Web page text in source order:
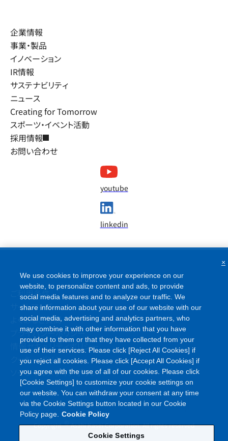
企業情報
事業・製品
イノベーション
IR情報
サステナビリティ
ニュース
Creating for Tomorrow
スポーツ・イベント活動
採用情報
お問い合わせ
youtube
linkedin
ご利用条件
サイトマップ
よくあるご質問
プライバシーポリシー
情報セキュリティポリシー
クッキーポリシー
ソーシャルメディアポリシー
Copyright Asahi Kasei Corporation. All rights reserved
We use cookies to improve your experience on our
website, to personalize content and ads, to provide
social media features and to analyze our traffic. We
share information about your use of our website with our
social media, advertising and analytics partners, who
may combine it with other information that you have
provided to them or that they have collected from your
use of their services. Please click [Reject All Cookies] if
you reject all cookies. Please click [Accept All Cookies] if
you agree with the use of all of our cookies. Please click
[Cookie Settings] to customize your cookie settings on
our website. You can withdraw your consent at any time
via the Cookie Settings button located in our Cookie
Policy page. Cookie Policy
Cookie Settings
×